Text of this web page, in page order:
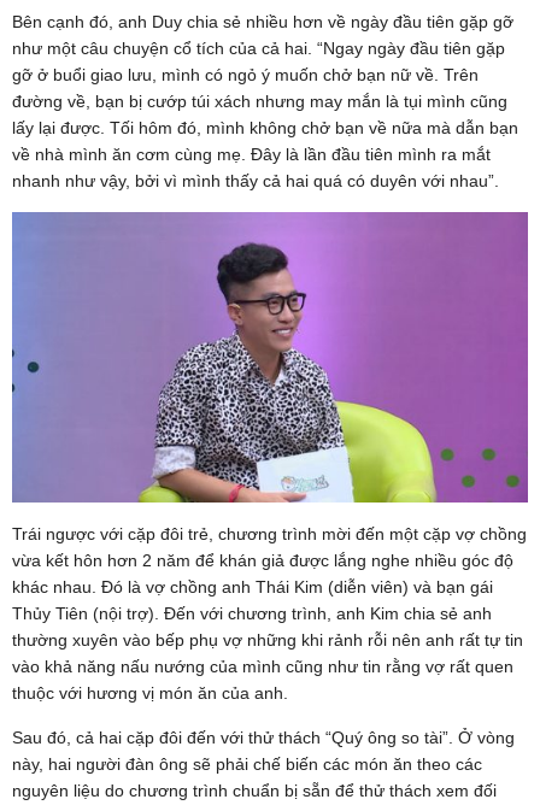
Bên cạnh đó, anh Duy chia sẻ nhiều hơn về ngày đầu tiên gặp gỡ
như một câu chuyện cổ tích của cả hai. “Ngay ngày đầu tiên gặp
gỡ ở buổi giao lưu, mình có ngỏ ý muốn chở bạn nữ về. Trên
đường về, bạn bị cướp túi xách nhưng may mắn là tụi mình cũng
lấy lại được. Tối hôm đó, mình không chở bạn về nữa mà dẫn bạn
về nhà mình ăn cơm cùng mẹ. Đây là lần đầu tiên mình ra mắt
nhanh như vậy, bởi vì mình thấy cả hai quá có duyên với nhau”.
Trái ngược với cặp đôi trẻ, chương trình mời đến một cặp vợ chồng
vừa kết hôn hơn 2 năm để khán giả được lắng nghe nhiều góc độ
khác nhau. Đó là vợ chồng anh Thái Kim (diễn viên) và bạn gái
Thủy Tiên (nội trợ). Đến với chương trình, anh Kim chia sẻ anh
thường xuyên vào bếp phụ vợ những khi rảnh rỗi nên anh rất tự tin
vào khả năng nấu nướng của mình cũng như tin rằng vợ rất quen
thuộc với hương vị món ăn của anh.
Sau đó, cả hai cặp đôi đến với thử thách “Quý ông so tài”. Ở vòng
này, hai người đàn ông sẽ phải chế biến các món ăn theo các
nguyên liệu do chương trình chuẩn bị sẵn để thử thách xem đối